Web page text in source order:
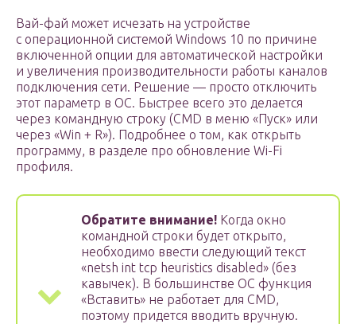
Вай-фай может исчезать на устройстве
с операционной системой Windows 10 по причине
включенной опции для автоматической настройки
и увеличения производительности работы каналов
подключения сети. Решение — просто отключить
этот параметр в ОС. Быстрее всего это делается
через командную строку (CMD в меню «Пуск» или
через «Win + R»). Подробнее о том, как открыть
программу, в разделе про обновление Wi-Fi
профиля.
Обратите внимание! Когда окно
командной строки будет открыто,
необходимо ввести следующий текст
«netsh int tcp heuristics disabled» (без
кавычек). В большинстве ОС функция
«Вставить» не работает для CMD,
поэтому придется вводить вручную.